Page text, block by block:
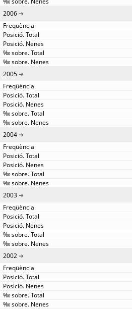
2006
2005
2004
2003
2002